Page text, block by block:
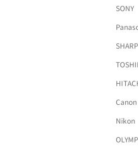
SONY
SHARP
Canon
Nikon